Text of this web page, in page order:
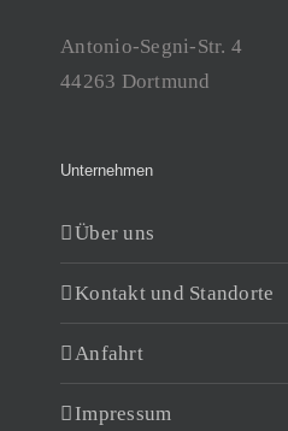
Antonio-Segni-Str. 4
44263 Dortmund
Unternehmen
Über uns
Kontakt und Standorte
Anfahrt
Impressum